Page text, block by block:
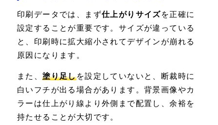
印刷データでは、まず仕上がりサイズを正確に
設定することが重要です。サイズが違っている
と、印刷時に拡大縮小されてデザインが崩れる
原因になります。
また、塗り足しを設定していないと、断裁時に
白いフチが出る場合があります。背景画像やカ
ラーは仕上がり線より外側まで配置し、余裕を
持たせることが大切です。